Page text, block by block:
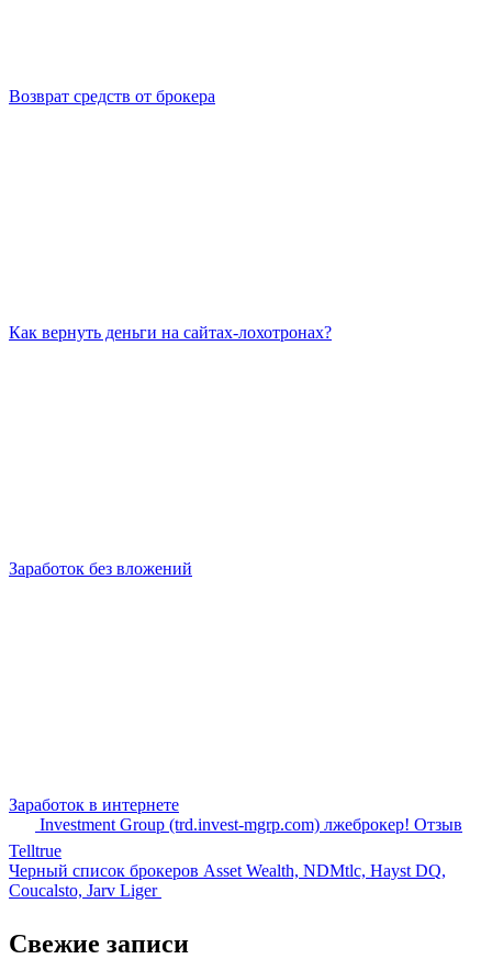
Возврат средств от брокера
Как вернуть деньги на сайтах-лохотронах?
Заработок без вложений
Заработок в интернете
Investment Group (trd.invest-mgrp.com) лжеброкер! Отзыв
Telltrue
Черный список брокеров Asset Wealth, NDMtlc, Hayst DQ,
Coucalsto, Jarv Liger
Свежие записи